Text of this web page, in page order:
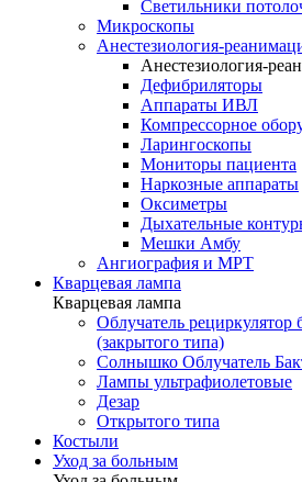
Светильники
Микроскопы
Анестезиология-
Анестезиология-
Дефибриляторы
Аппараты ИВЛ
Компрессорное
Ларингоскопы
Мониторы пациента
Наркозные аппараты
Оксиметры
Дыхательные
Мешки Амбу
Ангиография и МРТ
Кварцевая лампа
Кварцевая лампа
Облучатель рециркулятор
(закрытого типа)
Солнышко Облучатель
Лампы ультрафиолетовые
Дезар
Открытого типа
Костыли
Уход за больным